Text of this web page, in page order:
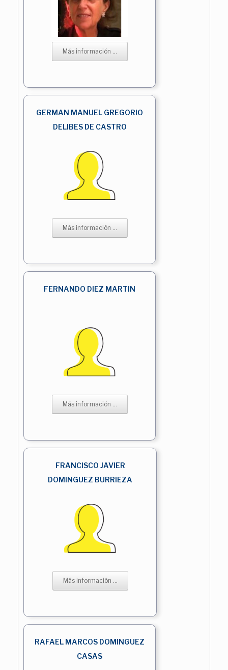
Más información ...
GERMAN MANUEL GREGORIO
DELIBES DE CASTRO
Más información ...
FERNANDO DIEZ MARTIN
Más información ...
FRANCISCO JAVIER
DOMINGUEZ BURRIEZA
Más información ...
RAFAEL MARCOS DOMINGUEZ
CASAS